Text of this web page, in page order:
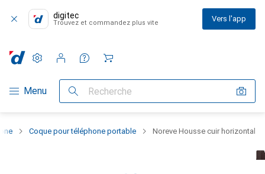
digitec
Trouvez et commandez plus vite Vers l'app
Navigation par catégorie
Menu Recherche
Paramètres
Compte client
Listes de comparaison
Listes d'envies
Panier
Coque pour téléphone portable Noreve Housse cuir horizontal